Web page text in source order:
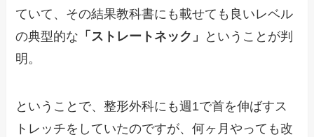
ていて、その結果教科書にも載せても良いレベル
の典型的な 「ストレートネック」
ということが判
明。
ということで、整形外科にも週1で首を伸ばすス
トレッチをしていたのですが、何ヶ月やっても改